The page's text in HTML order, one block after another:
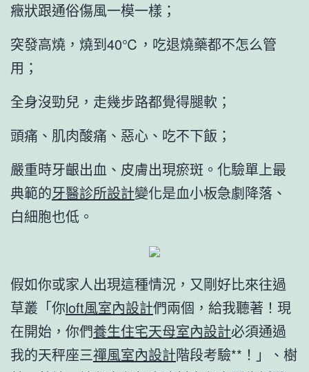
癥狀跟通俗傷風一模一樣；
突發高燒，燒到40℃，吃退燒藥都不怎么管
用；
全身沒勁兒，走幾步路都覺得腿軟；
頭痛、肌肉酸痛、惡心、吃不下飯；
嚴重時牙齦出血、皮膚出現瘀斑。化驗單上最
典範的牙醫診所設計變化是血小板急劇降落、
白細胞也低。
假如你或家人出現這種情況，又剛好比來往過
草叢「你loft風室內設計們兩個，給我聽著！現
在開始，你們養生住宅天母室內設計必須通過
我的天秤座三禪風室內設計階段考驗**！」、樹